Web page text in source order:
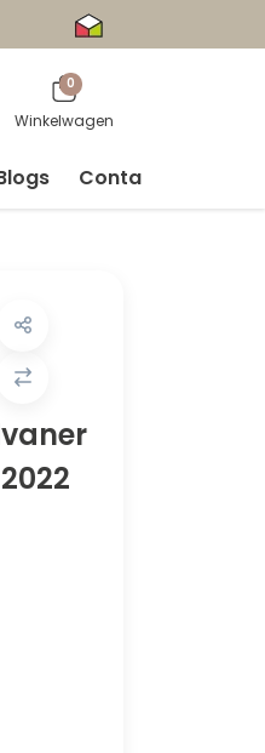
0
Winkelwagen
Contact